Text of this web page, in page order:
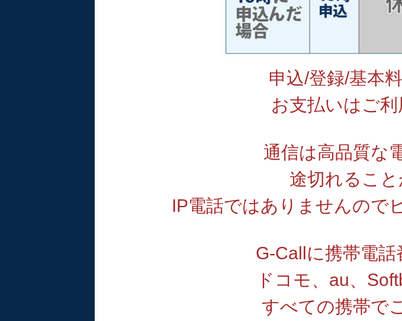
申込/登録/基本
お支払いはご利
通信は高品質な
途切れること
IP電話ではありませんので
G-Callに携帯電
ドコモ、au、
すべての携帯で